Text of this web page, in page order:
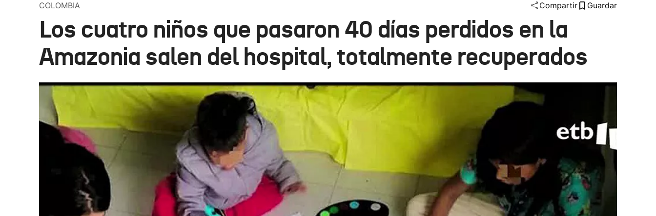
COLOMBIA
Compartir Guardar
Los cuatro niños que pasaron 40 días perdidos en la
Amazonia salen del hospital, totalmente recuperados